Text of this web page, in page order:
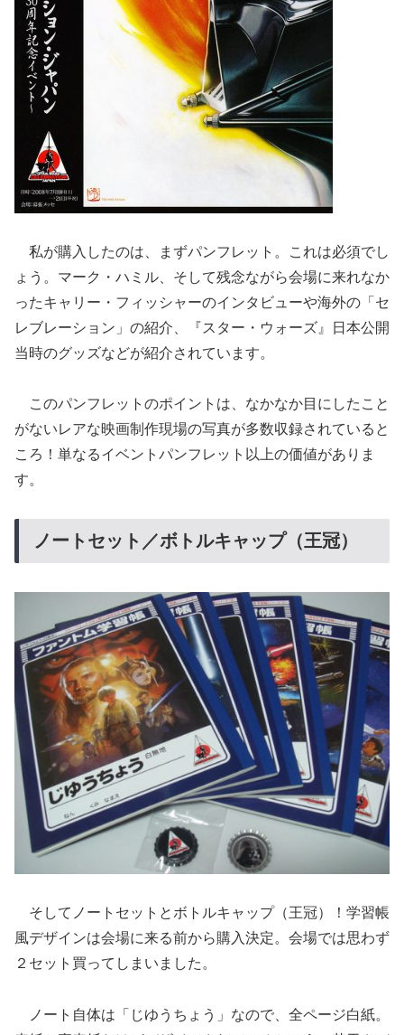
私が購入したのは、まずパンフレット。これは必須でし
ょう。マーク・ハミル、そして残念ながら会場に来れなか
ったキャリー・フィッシャーのインタビューや海外の「セ
レブレーション」の紹介、『スター・ウォーズ』日本公開
当時のグッズなどが紹介されています。
このパンフレットのポイントは、なかなか目にしたこと
がないレアな映画制作現場の写真が多数収録されていると
ころ！単なるイベントパンフレット以上の価値がありま
す。
ノートセット／ボトルキャップ（王冠）
そしてノートセットとボトルキャップ（王冠）！学習帳
風デザインは会場に来る前から購入決定。会場では思わず
２セット買ってしまいました。
ノート自体は「じゆうちょう」なので、全ページ白紙。